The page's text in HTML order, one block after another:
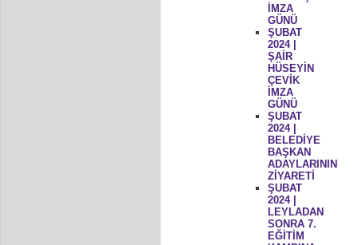
İMZA
GÜNÜ
ŞUBAT
2024 |
ŞAİR
HÜSEYİN
ÇEVİK
İMZA
GÜNÜ
ŞUBAT
2024 |
BELEDİYE
BAŞKAN
ADAYLARININ
ZİYARETİ
ŞUBAT
2024 |
LEYLADAN
SONRA 7.
EĞİTİM